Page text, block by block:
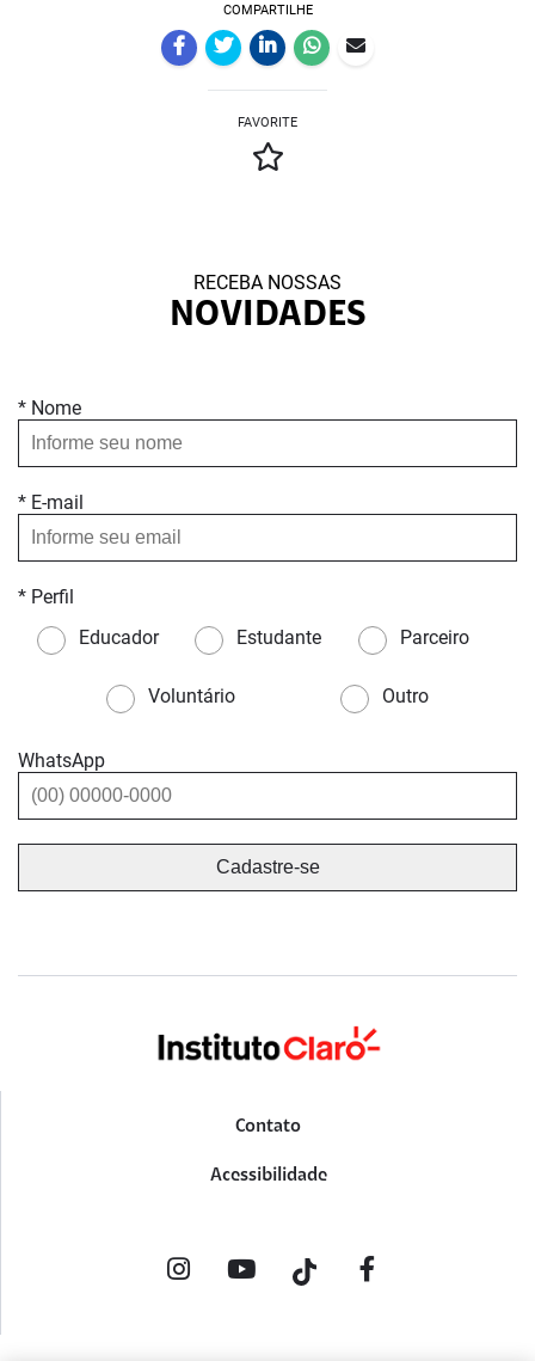
COMPARTILHE
FAVORITE
RECEBA NOSSAS
NOVIDADES
* Nome
* E-mail
* Perfil
Educador
Estudante Parceiro
Voluntário Outro
WhatsApp
Contato
Acessibilidade